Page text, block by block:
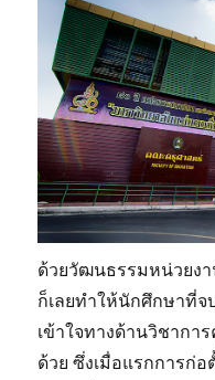
ด้วยวัฒนธรรมหน่วยง
ก็เลยทำให้นักศึกษาที่
เข้าใจทางด้านวิชาก
ด้วย ซึ่งเมื่อแรกการก่